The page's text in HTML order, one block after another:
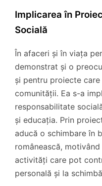
Implicarea în
Socială
În afaceri și în viața
demonstrat și o
și pentru proiecte
comunității. Ea s-a
responsabilitate
și educația. Prin
aducă o schimbare în
românească,
activități care pot
personală și la